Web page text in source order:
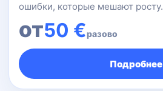
ошибки, которые мешают росту.
от50 €разово
Подробнее